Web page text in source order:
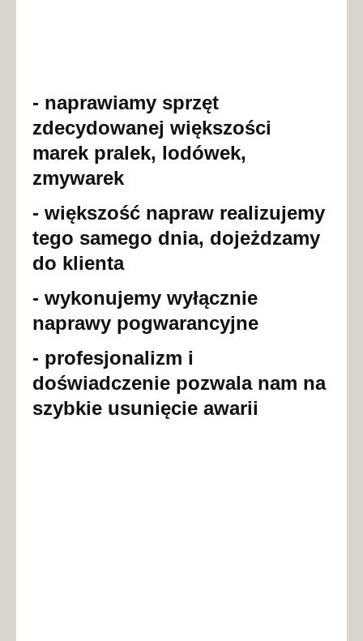
- naprawiamy sprzęt
zdecydowanej większości
marek pralek, lodówek,
zmywarek
- większość napraw realizujemy
tego samego dnia, dojeżdzamy
do klienta
- wykonujemy wyłącznie
naprawy pogwarancyjne
- profesjonalizm i
doświadczenie pozwala nam na
szybkie usunięcie awarii